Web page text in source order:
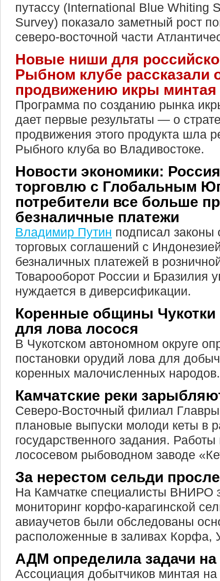
путассу (International Blue Whiting
Survey) показало заметный рост
северо-восточной части
Новые ниши для
Рыбном клубе рассказали
продвижению икры минтая
Программа по созданию рынка
дает первые результаты — о
продвижения этого продукта шла
Рыбного клуба во Владивостоке.
Новости экономики:
торговлю с Глобальным
потребители все больше
безналичные платежи
Владимир Путин подписал законы
торговых соглашений с
безналичных платежей в
Товарооборот России и Бразилия
нуждается в диверсификации.
Коренные общины Чукотки
для лова лосося
В Чукотском автономном округе
постановки орудий лова для
коренных малочисленных народов.
Камчатские реки
Северо-Восточный филиал
плановые выпуски молоди кеты в
государственного задания. Работы
лососевом рыбоводном заводе
За нерестом сельди
На Камчатке специалисты ВНИРО
мониторинг корфо-карагинской
авиаучетов были обследованы
расположенные в заливах Корфа,
АДМ определила задачи на
Ассоциация добытчиков минтая